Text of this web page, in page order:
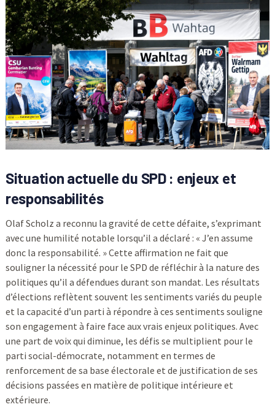
Situation actuelle du SPD : enjeux et
responsabilités
Olaf Scholz a reconnu la gravité de cette défaite, s’exprimant
avec une humilité notable lorsqu’il a déclaré : « J’en assume
donc la responsabilité. » Cette affirmation ne fait que
souligner la nécessité pour le SPD de réfléchir à la nature des
politiques qu’il a défendues durant son mandat. Les résultats
d’élections reflètent souvent les sentiments variés du peuple
et la capacité d’un parti à répondre à ces sentiments souligne
son engagement à faire face aux vrais enjeux politiques. Avec
une part de voix qui diminue, les défis se multiplient pour le
parti social-démocrate, notamment en termes de
renforcement de sa base électorale et de justification de ses
décisions passées en matière de politique intérieure et
extérieure.